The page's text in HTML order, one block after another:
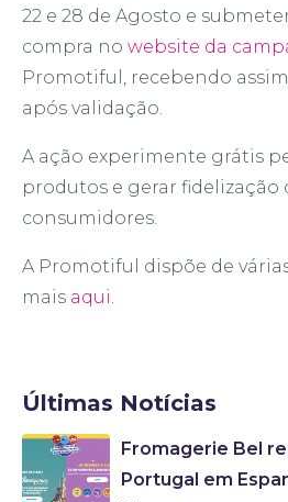
22 e 28 de Agosto e
compra no website da
Promotiful, recebendo
após validação.
A ação experimente grátis
produtos e gerar fidelização
consumidores.
A Promotiful dispõe de
mais aqui.
Últimas Notícias
Fromagerie Bel
Portugal em